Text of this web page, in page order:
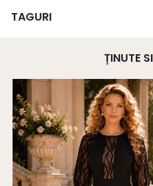
TAGURI
ȚINUTE